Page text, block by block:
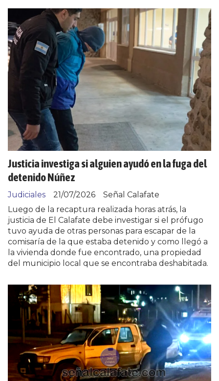
Justicia investiga si alguien ayudó en la fuga del
detenido Núñez
Señal Calafate
Judiciales
21/07/2026
Luego de la recaptura realizada horas atrás, la
justicia de El Calafate debe investigar si el prófugo
tuvo ayuda de otras personas para escapar de la
comisaría de la que estaba detenido y como llegó a
la vivienda donde fue encontrado, una propiedad
del municipio local que se encontraba deshabitada.